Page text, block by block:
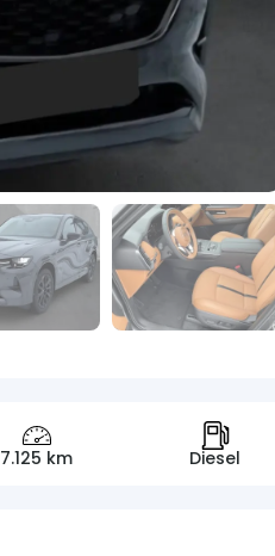
7.125 km Diesel